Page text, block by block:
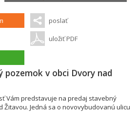
poslať
uložiť PDF
pozemok v obci Dvory nad
Vám predstavuje na predaj stavebný
Žitavou. Jedná sa o novovybudovanú ulicu